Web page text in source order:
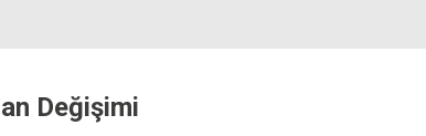
Değişimi